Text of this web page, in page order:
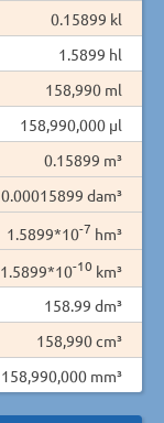
0.15899 kl
1.5899 hl
158,990 ml
158,990,000 µl
0.15899 m³
0.00015899 dam³
1.5899*10-7 hm³
1.5899*10-10 km³
158.99 dm³
158,990 cm³
158,990,000 mm³